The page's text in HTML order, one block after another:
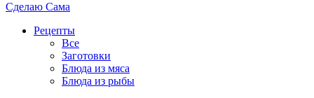
Сделаю Сама
Рецепты
Все
Заготовки
Блюда из мяса
Блюда из рыбы